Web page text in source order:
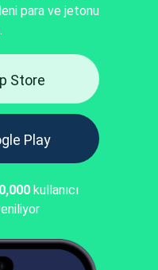
para ve jetonu
Store
Play
kullanıcı